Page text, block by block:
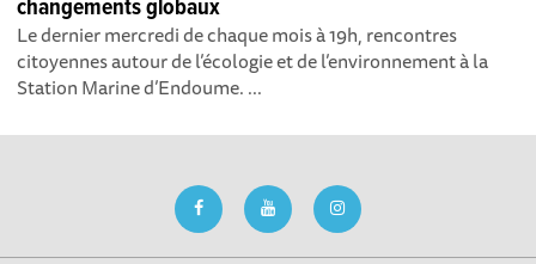
changements globaux
Le dernier mercredi de chaque mois à 19h, rencontres
citoyennes autour de l’écologie et de l’environnement à la
Station Marine d’Endoume. ...